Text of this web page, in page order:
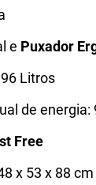
e Puxador
Litros
de energia:
Free
x 53 x 88 cm